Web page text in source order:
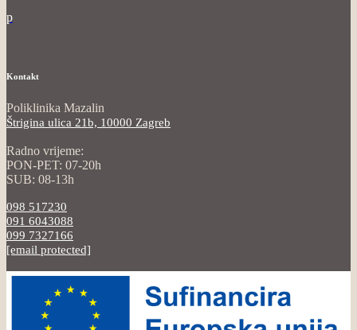
p
Kontakt
Poliklinika Mazalin
Štrigina ulica 21b, 10000 Zagreb
Radno vrijeme:
PON-PET: 07-20h
SUB: 08-13h
098 517230
091 6043088
099 7327166
[email protected]